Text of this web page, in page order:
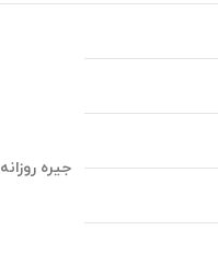
جیره روزانه